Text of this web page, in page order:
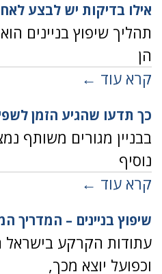
אילו בדיקות יש לבצע
תהליך שיפוץ בניינים
הן
קרא עוד ←
כך תדעו שהגיע הזמן
בבניין מגורים משותף
נוסיף
קרא עוד ←
שיפוץ בניינים – המדריך
עתודות הקרקע בישראל
וכפועל יוצא מכך,